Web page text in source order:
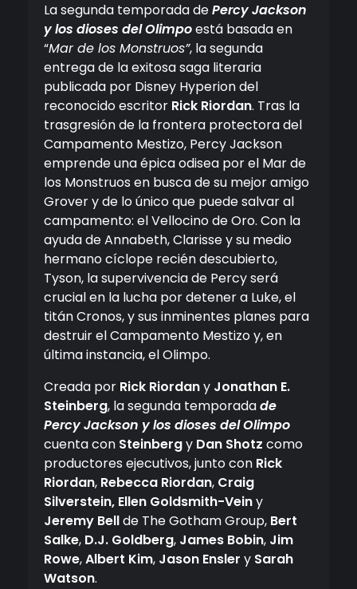
La segunda temporada dePercy Jackson
y los dioses del Olimpoestá basada en
“Mar de los Monstruos”, la segunda
entrega de la exitosa saga literaria
publicada por Disney Hyperion del
reconocido escritor Rick Riordan. Tras la
trasgresión de la frontera protectora del
Campamento Mestizo, Percy Jackson
emprende una épica odisea por el Mar de
los Monstruos en busca de su mejor amigo
Grover y de lo único que puede salvar al
campamento: el Vellocino de Oro. Con la
ayuda de Annabeth, Clarisse y su medio
hermano cíclope recién descubierto,
Tyson, la supervivencia de Percy será
crucial en la lucha por detener a Luke, el
titán Cronos, y sus inminentes planes para
destruir el Campamento Mestizo y, en
última instancia, el Olimpo.
Creada por Rick Riordany Jonathan E.
Steinberg, la segunda temporadade
Percy Jackson y los dioses del Olimpo
cuenta con Steinbergy Dan Shotz como
productores ejecutivos, junto con Rick
Riordan, Rebecca Riordan, Craig
Silverstein, Ellen Goldsmith-Veiny
Jeremy Bellde The Gotham Group, Bert
Salke, D.J. Goldberg, James Bobin, Jim
Rowe,Albert Kim, Jason Ensler y Sarah
Watson.